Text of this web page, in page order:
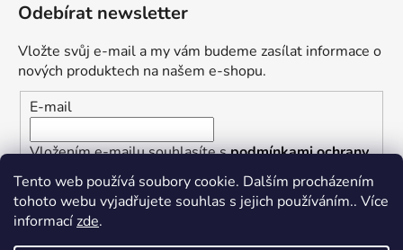
Tento web používá soubory cookie. Dalším procházením
tohoto webu vyjadřujete souhlas s jejich používáním.. Více
informacízde.
Odebírat newsletter
Vložte svůj e-mail a my vám budeme zasílat informace o
nových produktech na našem e-shopu.
E-mail
Vložením e-mailu souhlasíte spodmínkami ochrany
osobních údajů
PŘIHLÁSIT SE